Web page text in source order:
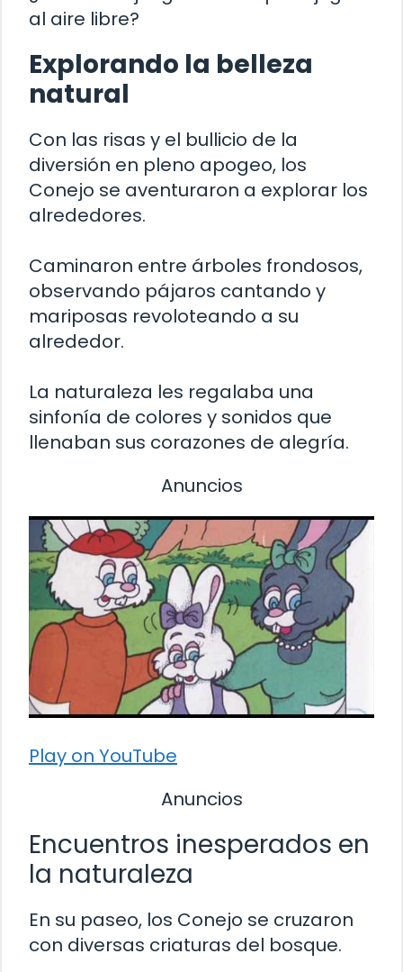
al aire libre?
Explorando la belleza
natural
Con las risas y el bullicio de la
diversión en pleno apogeo, los
Conejo se aventuraron a explorar los
alrededores.
Caminaron entre árboles frondosos,
observando pájaros cantando y
mariposas revoloteando a su
alrededor.
La naturaleza les regalaba una
sinfonía de colores y sonidos que
llenaban sus corazones de alegría.
Anuncios
Play on YouTube
Anuncios
Encuentros inesperados en
la naturaleza
En su paseo, los Conejo se cruzaron
con diversas criaturas del bosque.